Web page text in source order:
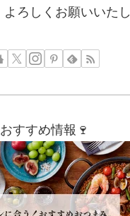
よろしくお願いいたし
おすすめ情報🍷